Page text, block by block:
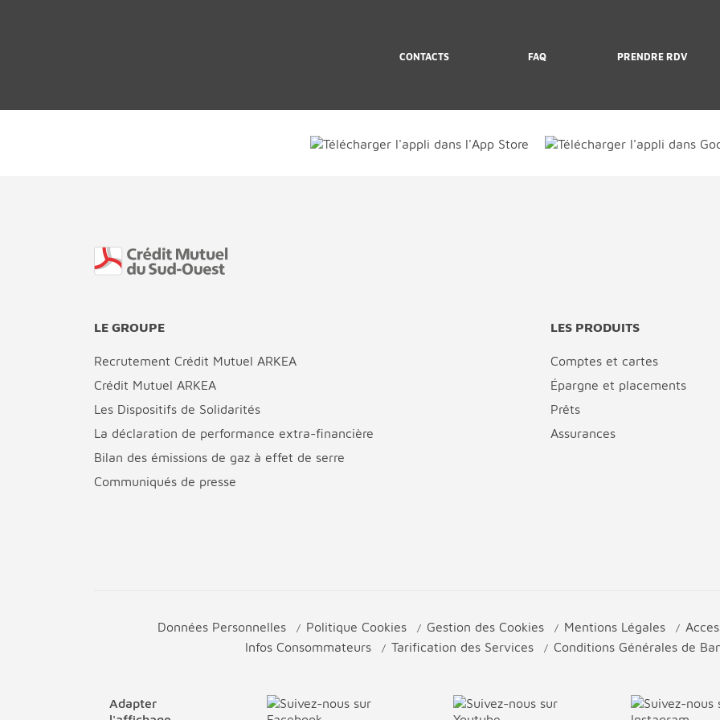
CONTACTS FAQ PRENDRE RDV
LE GROUPE
Recrutement Crédit Mutuel ARKEA
Crédit Mutuel ARKEA
Les Dispositifs de Solidarités
La déclaration de performance extra-financière
Bilan des émissions de gaz à effet de serre
Communiqués de presse
LES PRODUITS
Comptes et cartes
Épargne et placements
Prêts
Assurances
Données Personnelles Politique Cookies Gestion des Cookies Mentions Légales
Infos Consommateurs
Tarification des Services Conditions Générales de
Adapter
Fin de page